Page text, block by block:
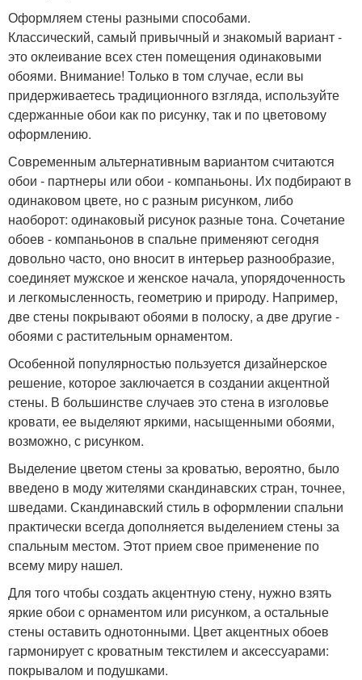
Оформляем стены разными способами.
Классический, самый привычный и знакомый вариант -
это оклеивание всех стен помещения одинаковыми
обоями. Внимание! Только в том случае, если вы
придерживаетесь традиционного взгляда, используйте
сдержанные обои как по рисунку, так и по цветовому
оформлению.
Современным альтернативным вариантом считаются
обои - партнеры или обои - компаньоны. Их подбирают в
одинаковом цвете, но с разным рисунком, либо
наоборот: одинаковый рисунок разные тона. Сочетание
обоев - компаньонов в спальне применяют сегодня
довольно часто, оно вносит в интерьер разнообразие,
соединяет мужское и женское начала, упорядоченность
и легкомысленность, геометрию и природу. Например,
две стены покрывают обоями в полоску, а две другие -
обоями с растительным орнаментом.
Особенной популярностью пользуется дизайнерское
решение, которое заключается в создании акцентной
стены. В большинстве случаев это стена в изголовье
кровати, ее выделяют яркими, насыщенными обоями,
возможно, с рисунком.
Выделение цветом стены за кроватью, вероятно, было
введено в моду жителями скандинавских стран, точнее,
шведами. Скандинавский стиль в оформлении спальни
практически всегда дополняется выделением стены за
спальным местом. Этот прием свое применение по
всему миру нашел.
Для того чтобы создать акцентную стену, нужно взять
яркие обои с орнаментом или рисунком, а остальные
стены оставить однотонными. Цвет акцентных обоев
гармонирует с кроватным текстилем и аксессуарами:
покрывалом и подушками.